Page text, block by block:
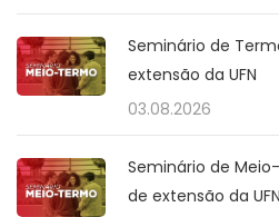
Seminário de
extensão da UFN
03.08.2026
Seminário de
de extensão da UFN